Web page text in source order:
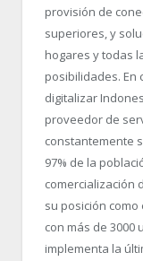
provisión de
superiores, y
hogares y todas
posibilidades. En
digitalizar
proveedor de
constantemente
97% de la
comercialización
su posición
con más de 3000
implementa la